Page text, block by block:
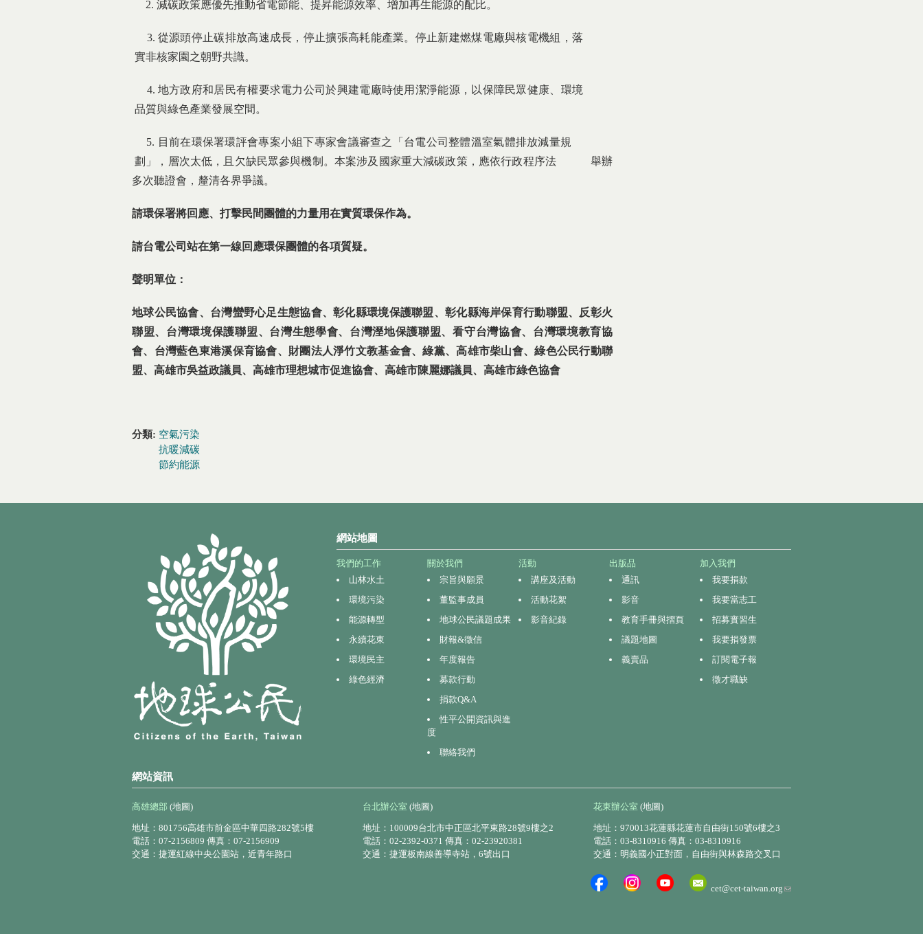
2. 減碳政策應優先推動省電節能、提昇能源效率、增加再生能源的配比。
3. 從源頭停止碳排放高速成長，停止擴張高耗能產業。停止新建燃煤電廠與核電機組，落
實非核家園之朝野共識。
4. 地方政府和居民有權要求電力公司於興建電廠時使用潔淨能源，以保障民眾健康、環境
品質與綠色產業發展空間。
5. 目前在環保署環評會專案小組下專家會議審查之「台電公司整體溫室氣體排放減量規
劃」，層次太低，且欠缺民眾參與機制。本案涉及國家重大減碳政策，應依行政程序法 舉辦
多次聽證會，釐清各界爭議。
請環保署將回應、打擊民間團體的力量用在實質環保作為。
請台電公司站在第一線回應環保團體的各項質疑。
聲明單位：
地球公民協會、台灣蠻野心足生態協會、彰化縣環境保護聯盟、 彰化縣海岸保育行動聯盟、反彰火
聯盟、 台灣環境保護聯盟、台灣生態學會、台灣溼地保護聯盟、看守台灣協會、台灣環境教育協
會、台灣藍色東港溪保育協會、財團法人淨竹文教基金會、綠黨、高雄市柴山會、綠色公民行動聯
盟、高雄市吳益政議員、高雄市理想城市促進協會、高雄市陳麗娜議員、高雄市綠色協會
分類: 空氣污染
抗暖減碳
節約能源
網站地圖
我們的工作
山林水土
環境污染
能源轉型
永續花東
環境民主
綠色經濟
關於我們
宗旨與願景
董監事成員
地球公民議題成果
財報&徵信
年度報告
募款行動
捐款Q&A
性平公開資訊與進
度
聯絡我們
活動
講座及活動
活動花絮
影音紀錄
出版品
通訊
影音
教育手冊與摺頁
議題地圖
義賣品
加入我們
我要捐款
我要當志工
招募實習生
我要捐發票
訂閱電子報
徵才職缺
網站資訊
高雄總部 (地圖)
地址：801756高雄市前金區中華四路282號5樓
電話：07-2156809 傳真：07-2156909
交通：捷運紅線中央公園站，近青年路口
台北辦公室 (地圖)
地址：100009台北市中正區北平東路28號9樓之2
電話：02-2392-0371 傳真：02-23920381
交通：捷運板南線善導寺站，6號出口
花東辦公室 (地圖)
地址：970013花蓮縣花蓮市自由街150號6樓之3
電話：03-8310916 傳真：03-8310916
交通：明義國小正對面，自由街與林森路交叉口
cet@cet-taiwan.org
sends